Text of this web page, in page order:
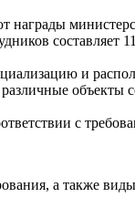
и
с
а также